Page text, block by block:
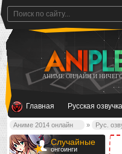
АНИМЕ ОНЛАЙН И
Главная Русская озвучка
Аниме 2014 онлайн » Рус.
Случайные
онгоинги